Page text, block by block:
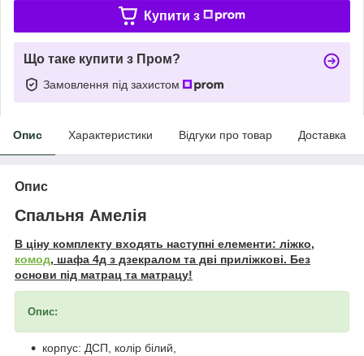
Купити з
Що таке купити з Пром?
Замовлення під захистом
Опис Характеристики Відгуки про товар Доставка
Опис
Спальня Амелія
В ціну комплекту входять наступні елементи: ліжко,
комод, шафа 4д з дзекралом та дві приліжкові. Без
основи під матрац та матрацу!
Опис:
корпус: ДСП, колір білий,